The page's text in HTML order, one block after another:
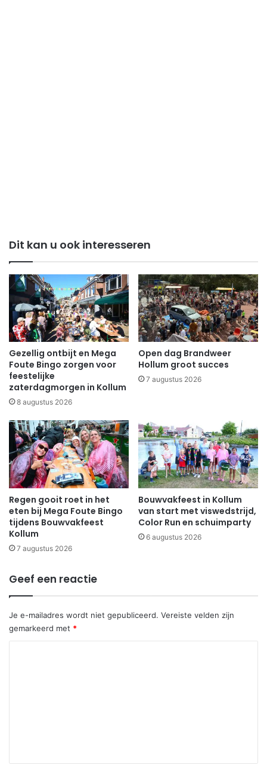
Dit kan u ook interesseren
Gezellig ontbijt en Mega
Foute Bingo zorgen voor
feestelijke
zaterdagmorgen in Kollum
8 augustus 2026
Open dag Brandweer
Hollum groot succes
7 augustus 2026
Regen gooit roet in het
eten bij Mega Foute Bingo
tijdens Bouwvakfeest
Kollum
7 augustus 2026
Bouwvakfeest in Kollum
van start met viswedstrijd,
Color Run en schuimparty
6 augustus 2026
Geef een reactie
Je e-mailadres wordt niet gepubliceerd. Vereiste velden zijn
gemarkeerd met *